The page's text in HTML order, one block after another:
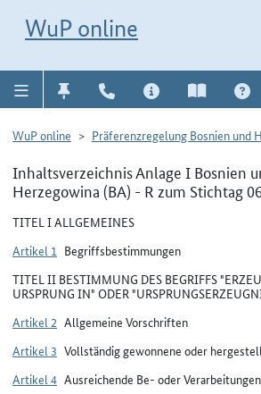
WuP online
WuP online Präferenzregelung Bosnien und
Inhaltsverzeichnis Anlage I Bosnien
Herzegowina (BA) - R zum Stichtag
TITEL I ALLGEMEINES
Artikel 1 Begriffsbestimmungen
TITEL II BESTIMMUNG DES BEGRIFFS
URSPRUNG IN" ODER
Artikel 2 Allgemeine Vorschriften
Artikel 3 Vollständig gewonnene oder
Artikel 4 Ausreichende Be- oder Verarbeitungen